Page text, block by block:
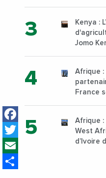
Facebook
Twitter
Kenya :
Jomo
sur son
Nairobi
Afrique :
France
Afrique :
West
d’Ivoire